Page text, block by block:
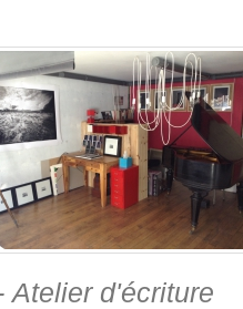
Atelier d'écriture